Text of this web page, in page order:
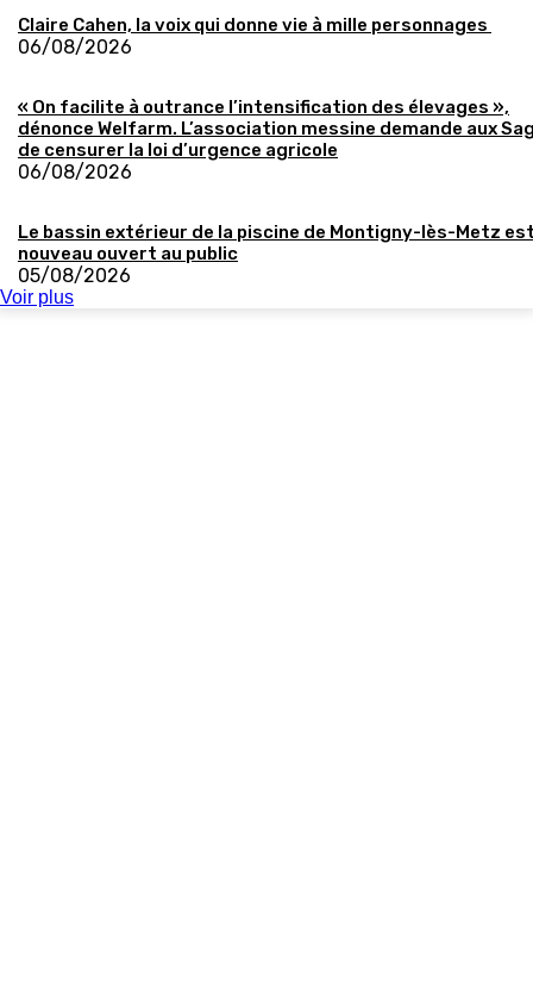
Claire Cahen, la voix qui donne vie à mille personnages
06/08/2026
« On facilite à outrance l’intensification des élevages »,
dénonce Welfarm. L’association messine demande aux
de censurer la loi d’urgence agricole
06/08/2026
Le bassin extérieur de la piscine de Montigny-lès-Metz
nouveau ouvert au public
05/08/2026
Voir plus